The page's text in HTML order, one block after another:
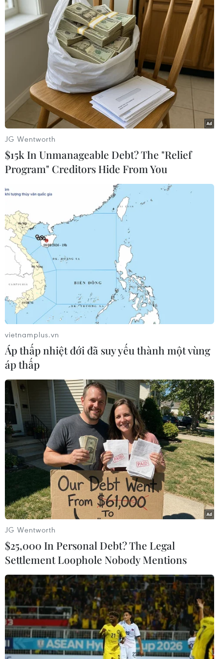
Nga thông báo trục xuất bốn nhà ngoại
giao Áo để trả đũa
16/02/2023 14:41
Theo tuyên bố của Bộ Ngoại giao Nga, 4 nhà ngoại
giao tại Đại sứ quán Áo ở Nga sẽ phải rời khỏi Nga
trước ngày 23/2, để trả đũa việc Vienna trục xuất 4 nhà
ngoại giao Nga hôm 2/2.
Moskva cảnh báo đáp trả nếu EU quyết
định tịch thu tài sản phong tỏa
17/02/2023 06:35
Thứ trưởng Ngoại giao Grushko nhấn mạnh Nga sẽ
đánh giá tình hình và sẽ triển khai hành động đáp trả
thích hợp, khẳng định chỉ Hội đồng Bảo an Liên hợp
quốc mới có quyền đưa ra biện pháp trừng phạt.
JG Wentworth
$15k In Unmanageable Debt? The "Relief
Program" Creditors Hide From You
vietnamplus.vn
Áp thấp nhiệt đới đã suy yếu thành một vùng
áp thấp
JG Wentworth
$25,000 In Personal Debt? The Legal
Settlement Loophole Nobody Mentions